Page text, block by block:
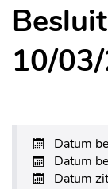
10/
Datum
Datum
Datum